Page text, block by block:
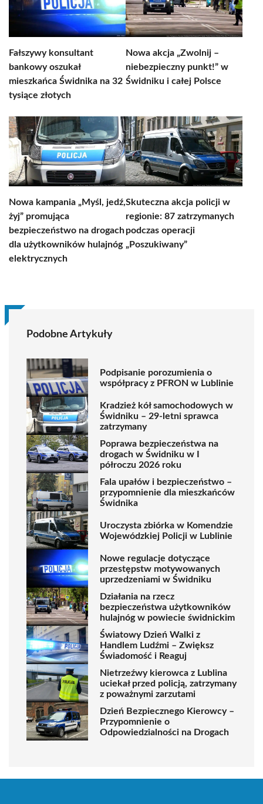
Fałszywy konsultant
bankowy oszukał
mieszkańca Świdnika na 32
tysiące złotych
Nowa akcja „Zwolnij –
niebezpieczny punkt!” w
Świdniku i całej Polsce
Nowa kampania „Myśl, jedź,
żyj” promująca
bezpieczeństwo na drogach
dla użytkowników hulajnóg
elektrycznych
Skuteczna akcja policji w
regionie: 87 zatrzymanych
podczas operacji
„Poszukiwany”
Podobne Artykuły
Podpisanie porozumienia o
współpracy z PFRON w Lublinie
Kradzież kół samochodowych w
Świdniku – 29-letni sprawca
zatrzymany
Poprawa bezpieczeństwa na
drogach w Świdniku w I
półroczu 2026 roku
Fala upałów i bezpieczeństwo –
przypomnienie dla mieszkańców
Świdnika
Uroczysta zbiórka w Komendzie
Wojewódzkiej Policji w Lublinie
Nowe regulacje dotyczące
przestępstw motywowanych
uprzedzeniami w Świdniku
Działania na rzecz
bezpieczeństwa użytkowników
hulajnóg w powiecie świdnickim
Światowy Dzień Walki z
Handlem Ludźmi – Zwiększ
Świadomość i Reaguj
Nietrzeźwy kierowca z Lublina
uciekał przed policją, zatrzymany
z poważnymi zarzutami
Dzień Bezpiecznego Kierowcy –
Przypomnienie o
Odpowiedzialności na Drogach